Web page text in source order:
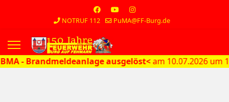
NOTRUF 112 PuMA@FF-Burg.de
- Brandmeldeanlage ausgelöst<am 10.07.2026 um 13:08